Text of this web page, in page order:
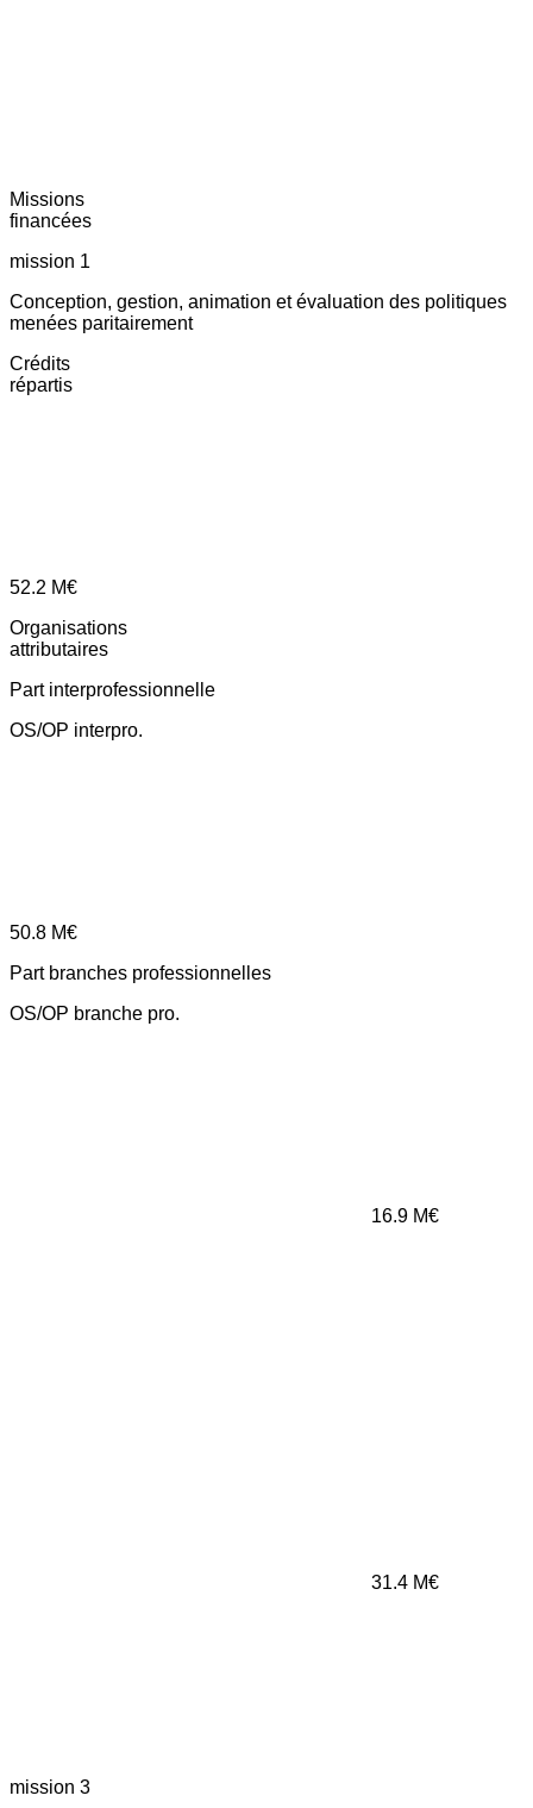
Missions
financées
mission 1
Conception, gestion, animation et évaluation des politiques
menées paritairement
Crédits
répartis
52.2 M€
Organisations
attributaires
Part interprofessionnelle
OS/OP interpro.
50.8 M€
Part branches professionnelles
OS/OP branche pro.
16.9 M€
31.4 M€
mission 3